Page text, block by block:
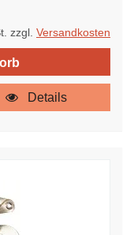
zzgl. Versandkosten
Details